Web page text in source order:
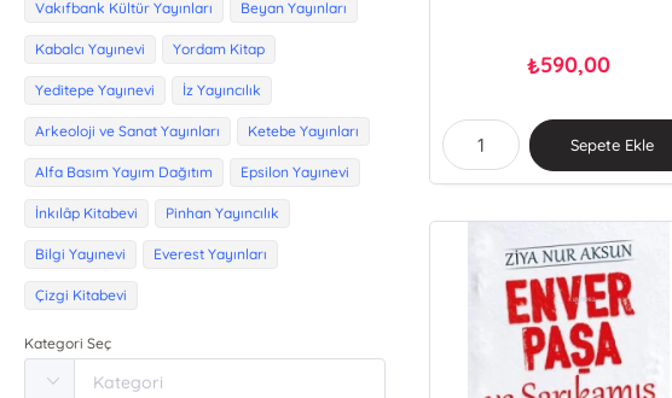
Vakıfbank Kültür Yayınları Beyan Yayınları
Kabalcı Yayınevi Yordam Kitap
Yeditepe Yayınevi İz Yayıncılık
Arkeoloji ve Sanat Yayınları Ketebe Yayınları
Alfa Basım Yayım Dağıtım Epsilon Yayınevi
İnkılâp Kitabevi Pinhan Yayıncılık
Bilgi Yayınevi Everest Yayınları
Çizgi Kitabevi
Kategori Seç
₺590,00
Sepete Ekle